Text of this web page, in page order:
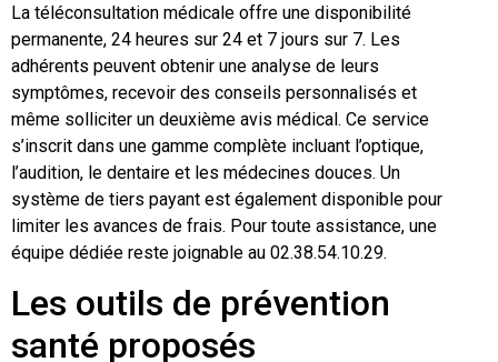
La téléconsultation médicale offre une disponibilité
permanente, 24 heures sur 24 et 7 jours sur 7. Les
adhérents peuvent obtenir une analyse de leurs
symptômes, recevoir des conseils personnalisés et
même solliciter un deuxième avis médical. Ce service
s’inscrit dans une gamme complète incluant l’optique,
l’audition, le dentaire et les médecines douces. Un
système de tiers payant est également disponible pour
limiter les avances de frais. Pour toute assistance, une
équipe dédiée reste joignable au 02.38.54.10.29.
Les outils de prévention
santé proposés